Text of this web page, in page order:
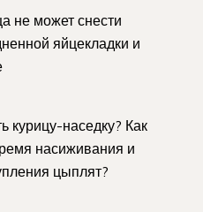
не может снести
яйцекладки и
курицу-наседку? Как
насиживания и
цыплят?